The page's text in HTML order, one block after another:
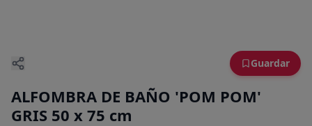
Guardar
ALFOMBRA DE BAÑO 'POM POM'
GRIS 50 x 75 cm